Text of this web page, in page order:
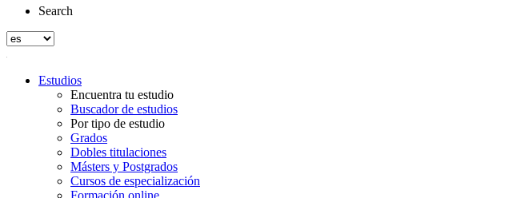
Search
Estudios
Encuentra tu estudio
Buscador de estudios
Por tipo de estudio
Grados
Dobles titulaciones
Másters y Postgrados
Cursos de especialización
Formación online